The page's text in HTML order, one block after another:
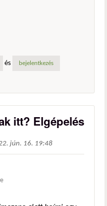
és bejelentkezés
itt? Elgépelés
jún. 16. 19:48